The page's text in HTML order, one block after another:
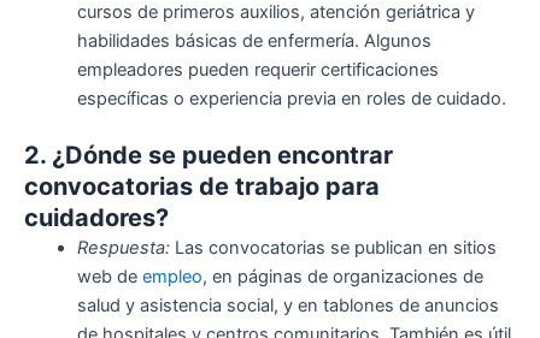
cursos de primeros auxilios, atención geriátrica y
habilidades básicas de enfermería. Algunos
empleadores pueden requerir certificaciones
específicas o experiencia previa en roles de cuidado.
2. ¿Dónde se pueden encontrar
convocatorias de trabajo para
cuidadores?
Respuesta:Las convocatorias se publican en sitios
web de empleo, en páginas de organizaciones de
salud y asistencia social, y en tablones de anuncios